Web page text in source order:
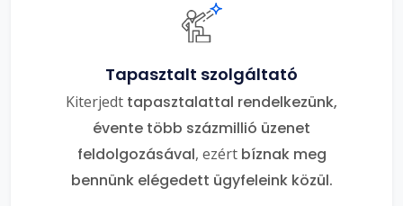
Tapasztalt szolgáltató
Kiterjedt tapasztalattal rendelkezünk,
évente több százmillió üzenet
feldolgozásával, ezért bíznak meg
bennünk elégedett ügyfeleink közül.